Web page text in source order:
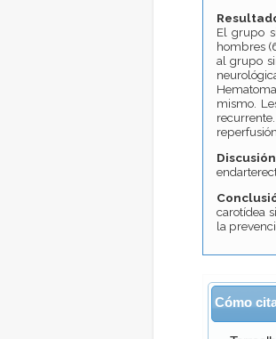
El grupo
hombres
al grupo
mismo.
carotídea
la
Cómo